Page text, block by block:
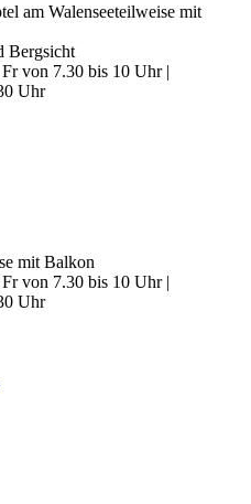
am Walenseeteilweise mit
Bergsicht
von 7.30 bis 10 Uhr |
Uhr
mit Balkon
von 7.30 bis 10 Uhr |
Uhr